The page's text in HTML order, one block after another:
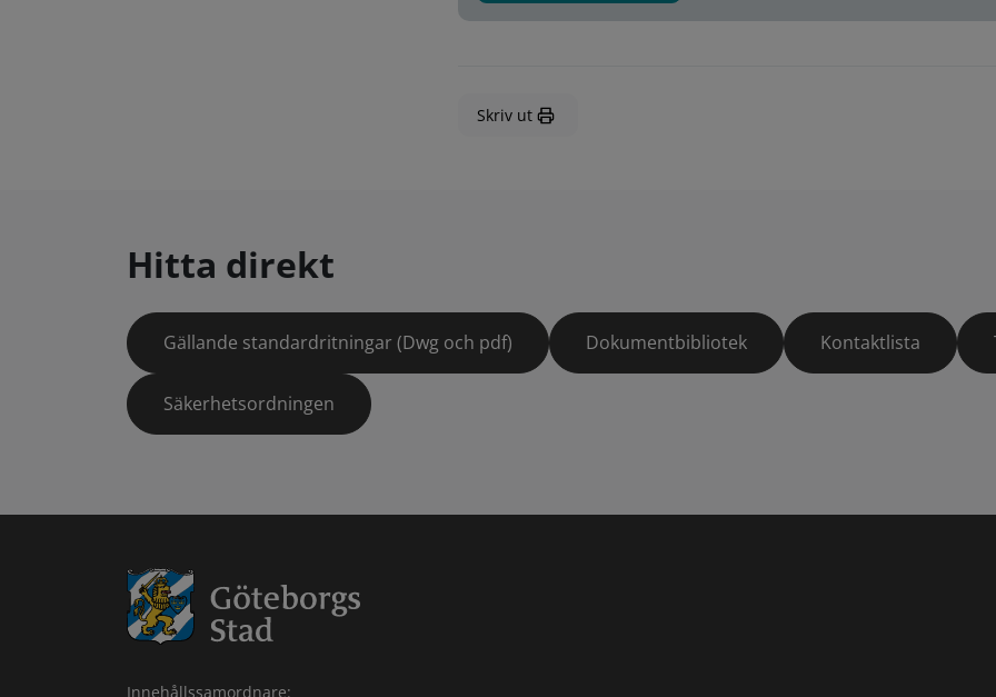
Skriv ut
Hitta direkt
Gällande standardritningar (Dwg och pdf) Dokumentbibliotek Kontaktlista
Säkerhetsordningen
Innehållssamordnare: